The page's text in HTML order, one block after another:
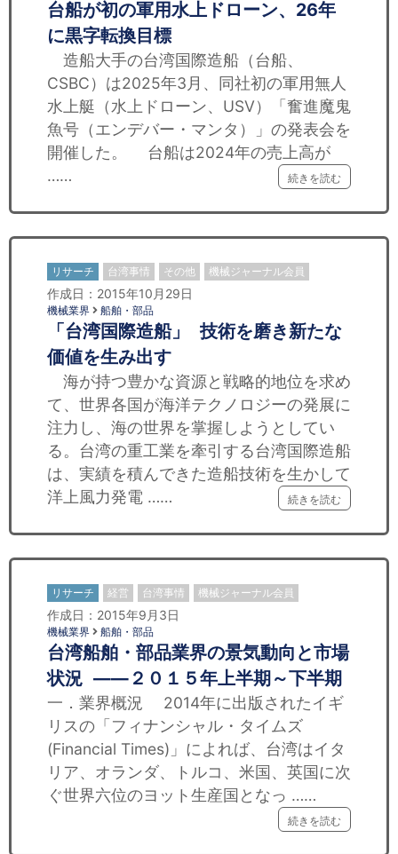
台船が初の軍用水上ドローン、26年
に黒字転換目標
造船大手の台湾国際造船（台船、
CSBC）は2025年3月、同社初の軍用無人
水上艇（水上ドローン、USV）「奮進魔鬼
魚号（エンデバー・マンタ）」の発表会を
開催した。 台船は2024年の売上高が
……
続きを読む
リサーチ 台湾事情 その他 機械ジャーナル会員
作成日：2015年10月29日
機械業界 船舶・部品
「台湾国際造船」 技術を磨き新たな
価値を生み出す
海が持つ豊かな資源と戦略的地位を求め
て、世界各国が海洋テクノロジーの発展に
注力し、海の世界を掌握しようとしてい
る。台湾の重工業を牽引する台湾国際造船
は、実績を積んできた造船技術を生かして
洋上風力発電 ……
続きを読む
リサーチ 経営 台湾事情 機械ジャーナル会員
作成日：2015年9月3日
機械業界 船舶・部品
台湾船舶・部品業界の景気動向と市場
状況 ——２０１５年上半期～下半期
一．業界概況 2014年に出版されたイギ
リスの「フィナンシャル・タイムズ
(Financial Times)」によれば、台湾はイタ
リア、オランダ、トルコ、米国、英国に次
ぐ世界六位のヨット生産国となっ ……
続きを読む